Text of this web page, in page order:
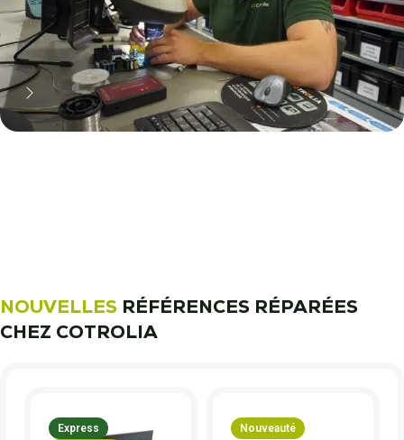
NOUVELLES RÉFÉRENCES RÉPARÉES
CHEZ COTROLIA
Express
Nouveauté